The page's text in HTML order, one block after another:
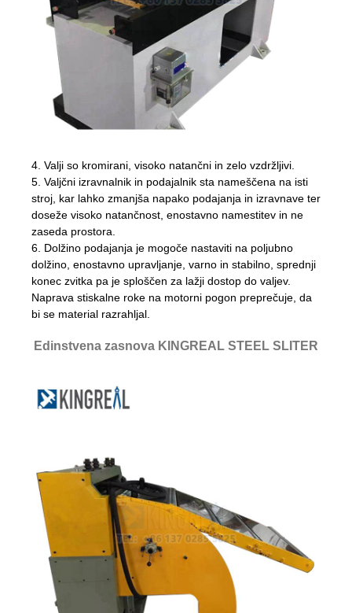
4. Valji so kromirani, visoko natančni in zelo vzdržljivi.
5. Valjčni izravnalnik in podajalnik sta nameščena na isti
stroj, kar lahko zmanjša napako podajanja in izravnave ter
doseže visoko natančnost, enostavno namestitev in ne
zaseda prostora.
6. Dolžino podajanja je mogoče nastaviti na poljubno
dolžino, enostavno upravljanje, varno in stabilno, sprednji
konec zvitka pa je sploščen za lažji dostop do valjev.
Naprava stiskalne roke na motorni pogon preprečuje, da
bi se material razrahljal.
Edinstvena zasnova KINGREAL STEEL SLITER